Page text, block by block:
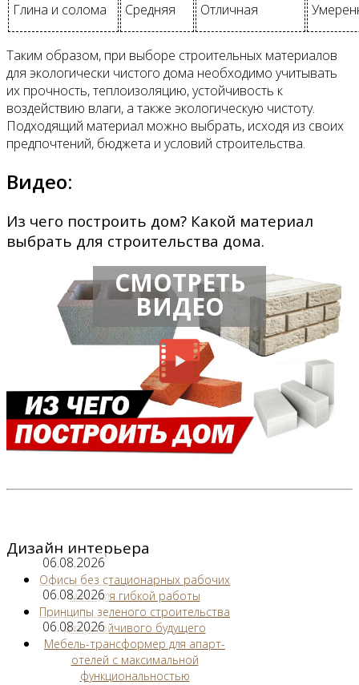
Глина и солома Средняя Отличная
Таким образом, при выборе строительных материалов
для экологически чистого дома необходимо учитывать
их прочность, теплоизоляцию, устойчивость к
воздействию влаги, а также экологическую чистоту.
Подходящий материал можно выбрать, исходя из своих
предпочтений, бюджета и условий строительства.
Видео:
Из чего построить дом? Какой материал
выбрать для строительства дома.
СМОТРЕТЬ
ВИДЕО
Дизайн интерьера
06.08.2026
Офисы без стационарных рабочих
мест для гибкой работы
06.08.2026
Принципы зеленого строительства
для устойчивого будущего
06.08.2026
Мебель-трансформер для апарт-
отелей с максимальной
функциональностью